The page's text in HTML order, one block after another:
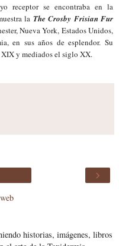
receptor se encontraba en la
la The Crosby Frisian Fur
Nueva York, Estados Unidos,
en sus años de esplendor. Su
y mediados el siglo XX.
›
historias, imágenes, libros